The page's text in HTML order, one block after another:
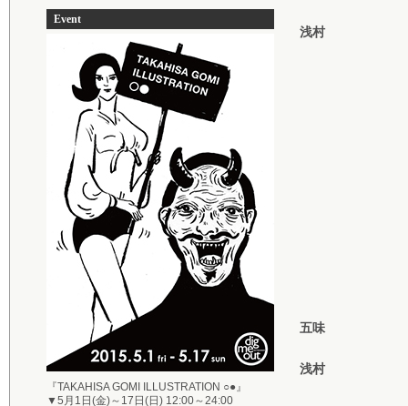
Event
『TAKAHISA GOMI ILLUSTRATION ○●』
▼5月1日(金)～17日(日) 12:00～24:00
浅村
五味
浅村